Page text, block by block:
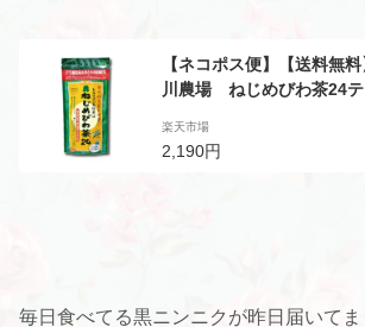
【ネコポス便】【送料無
川農場 ねじめびわ茶24
楽天市場
2,190円
毎日食べてる黒ニンニクが昨日届いてま